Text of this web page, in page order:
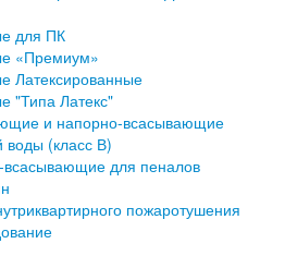
для ПК
«Премиум»
Латексированные
"Типа Латекс"
и напорно-всасывающие
воды (класс В)
всасывающие для пеналов
пожаротушения